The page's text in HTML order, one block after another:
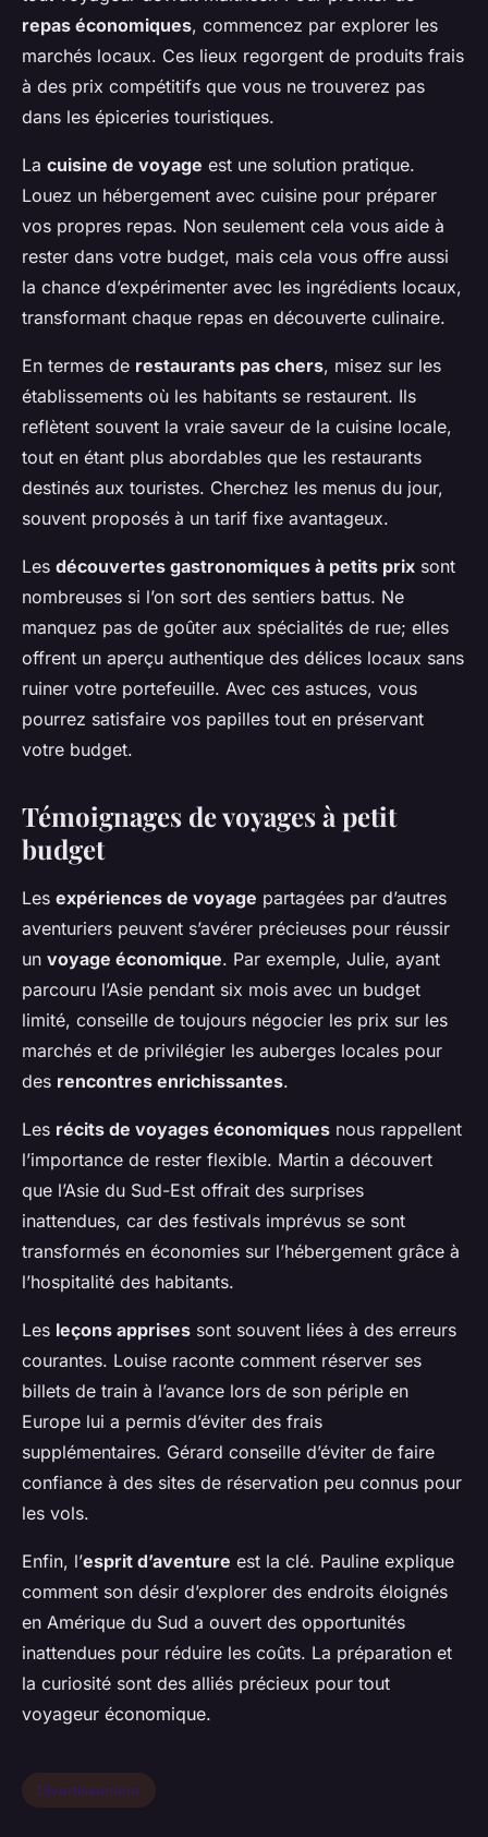
repas économiques, commencez par explorer les
marchés locaux. Ces lieux regorgent de produits frais
à des prix compétitifs que vous ne trouverez pas
dans les épiceries touristiques.
La cuisine de voyage est une solution pratique.
Louez un hébergement avec cuisine pour préparer
vos propres repas. Non seulement cela vous aide à
rester dans votre budget, mais cela vous offre aussi
la chance d’expérimenter avec les ingrédients locaux,
transformant chaque repas en découverte culinaire.
En termes de restaurants pas chers, misez sur les
établissements où les habitants se restaurent. Ils
reflètent souvent la vraie saveur de la cuisine locale,
tout en étant plus abordables que les restaurants
destinés aux touristes. Cherchez les menus du jour,
souvent proposés à un tarif fixe avantageux.
Les découvertes gastronomiques à petits prix sont
nombreuses si l’on sort des sentiers battus. Ne
manquez pas de goûter aux spécialités de rue; elles
offrent un aperçu authentique des délices locaux sans
ruiner votre portefeuille. Avec ces astuces, vous
pourrez satisfaire vos papilles tout en préservant
votre budget.
Témoignages de voyages à petit
budget
Les expériences de voyage partagées par d’autres
aventuriers peuvent s’avérer précieuses pour réussir
un voyage économique. Par exemple, Julie, ayant
parcouru l’Asie pendant six mois avec un budget
limité, conseille de toujours négocier les prix sur les
marchés et de privilégier les auberges locales pour
des rencontres enrichissantes.
Les récits de voyages économiques nous rappellent
l’importance de rester flexible. Martin a découvert
que l’Asie du Sud-Est offrait des surprises
inattendues, car des festivals imprévus se sont
transformés en économies sur l’hébergement grâce à
l’hospitalité des habitants.
Les leçons apprises sont souvent liées à des erreurs
courantes. Louise raconte comment réserver ses
billets de train à l’avance lors de son périple en
Europe lui a permis d’éviter des frais
supplémentaires. Gérard conseille d’éviter de faire
confiance à des sites de réservation peu connus pour
les vols.
Enfin, l’esprit d’aventure est la clé. Pauline explique
comment son désir d’explorer des endroits éloignés
en Amérique du Sud a ouvert des opportunités
inattendues pour réduire les coûts. La préparation et
la curiosité sont des alliés précieux pour tout
voyageur économique.
Divertissement